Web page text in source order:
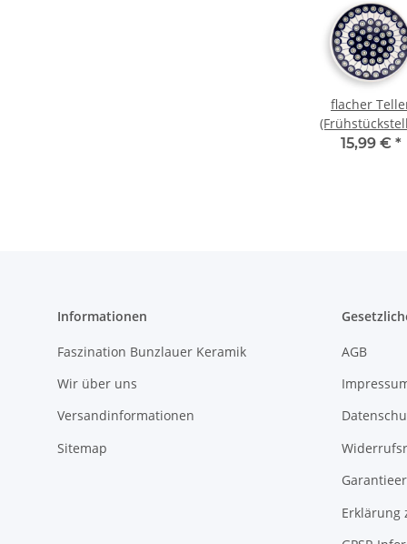
flacher
Ø19,5 cm,
15,99 € *
Informationen
Faszination Bunzlauer Keramik
Wir über uns
Versandinformationen
Sitemap
AGB
Erklärung